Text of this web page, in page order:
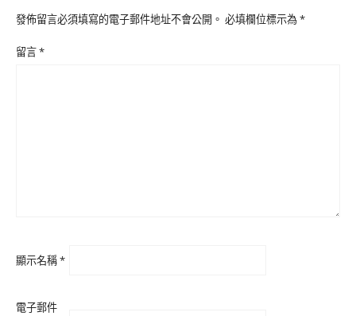
發佈留言必須填寫的電子郵件地址不會公開。 必填欄位標示為*
留言*
顯示名稱*
電子郵件